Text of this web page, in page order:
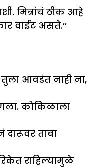
मित्रांचं ठीक आहे
वाईट असते.’’
आवडंत नाही ना,
कोकिळाला
ताबा
राहिल्यामुळे